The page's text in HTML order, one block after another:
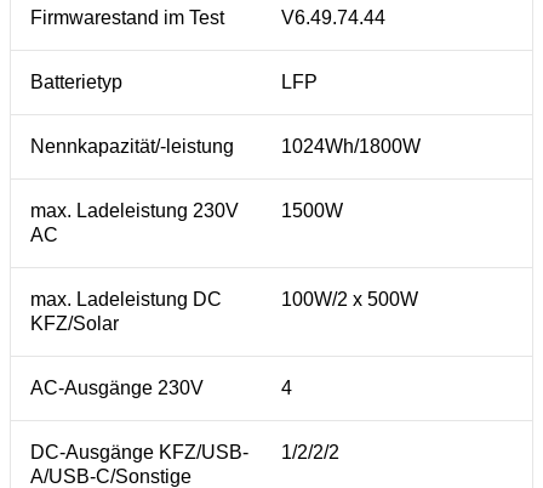
Firmwarestand im Test V6.49.74.44
Batterietyp LFP
Nennkapazität/-leistung 1024Wh/1800W
max. Ladeleistung 230V
AC
1500W
max. Ladeleistung DC
KFZ/Solar
100W/2 x 500W
AC-Ausgänge 230V 4
DC-Ausgänge KFZ/USB-
A/USB-C/Sonstige
1/2/2/2